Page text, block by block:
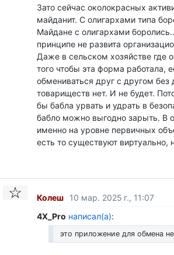
Зато сейчас околокрасных
майданит. С олигархами типа
Майдане с олигархами
принципе не развита
Даже в сельском хозяйстве где
того чтобы эта форма работала,
обмениваться друг с другом без
товариществ нет. И не будет.
бы бабла урвать и удрать в
бабло можно выгодно зарыть. В
именно на уровне первичных
есть то существуют виртуально,
Колеш
10 мар. 2025 г., 11:07
4X_Pro написал(а):
это приложение для обмена